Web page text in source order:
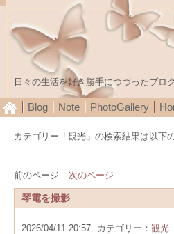
日々の生活を好き勝手につづったブロ
Blog Note PhotoGallery
カテゴリー「観光」の検索結果は以下
前のページ
次のページ
琴電を撮影
2026/04/11 20:57 カテゴリー： 観光